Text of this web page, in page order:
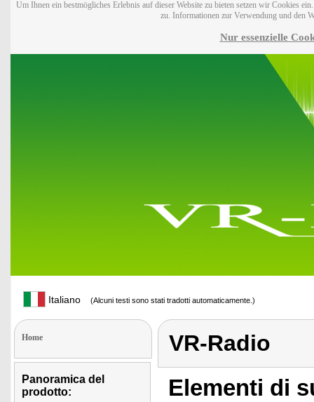
Um Ihnen ein bestmögliches Erlebnis auf dieser Website zu bieten setzen wir Cookies
zu. Informationen zur Verwendung und den
Nur essenzielle
Italiano (Alcuni testi sono stati tradotti automaticamente.)
Home
Panoramica del
prodotto:
VR-Radio
Elementi di